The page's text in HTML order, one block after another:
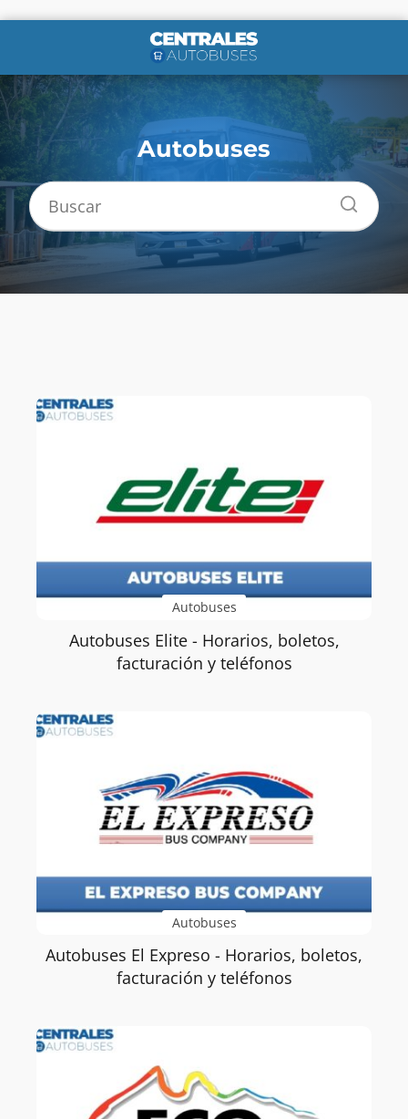
Autobuses
Autobuses
Autobuses Elite - Horarios, boletos,
facturación y teléfonos
Autobuses
Autobuses El Expreso - Horarios, boletos,
facturación y teléfonos